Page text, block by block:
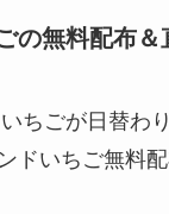
の無料配布＆
ちごが日替わ
ドいちご無料